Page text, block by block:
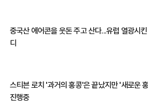
중국산 에어콘을 웃돈 주고 산다...유럽 열광시킨
디
스티븐 로치 '과거의 홍콩'은 끝났지만 '새로운
진행중